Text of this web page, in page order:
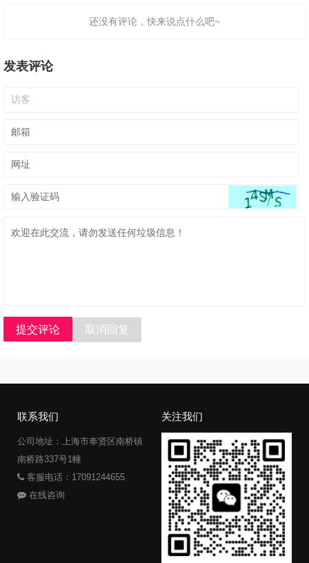
还没有评论，快来说点什么吧~
发表评论
提交评论 取消回复
联系我们
公司地址：上海市奉贤区南桥镇
南桥路337号1幢
客服电话：17091244655
在线咨询
关注我们